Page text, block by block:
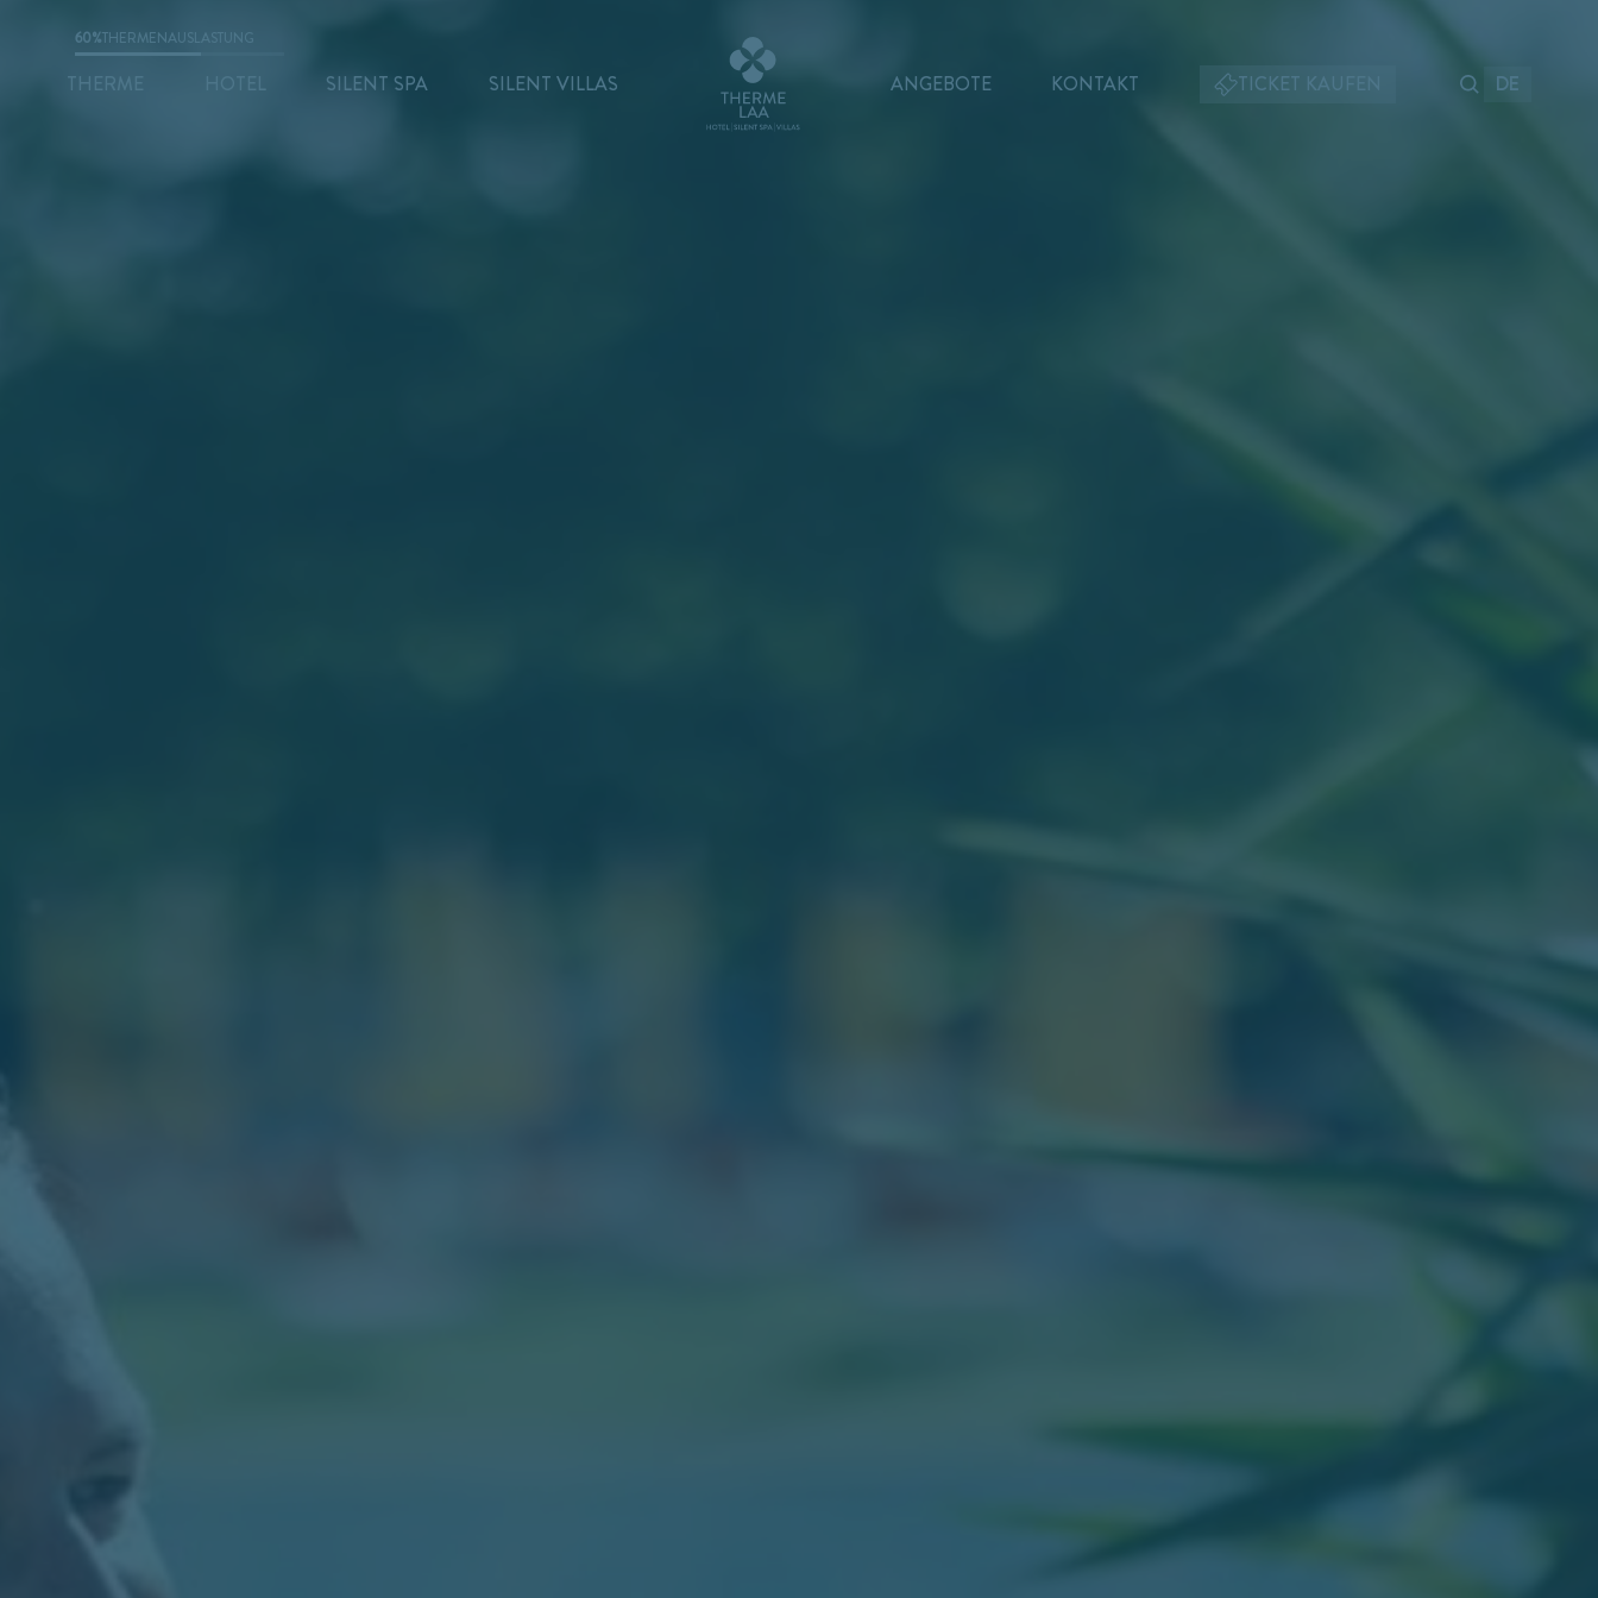
60%THERMENAUSLASTUNG
THERME HOTEL SILENT SPA SILENT VILLAS ANGEBOTE KONTAKT TICKET KAUFEN DE